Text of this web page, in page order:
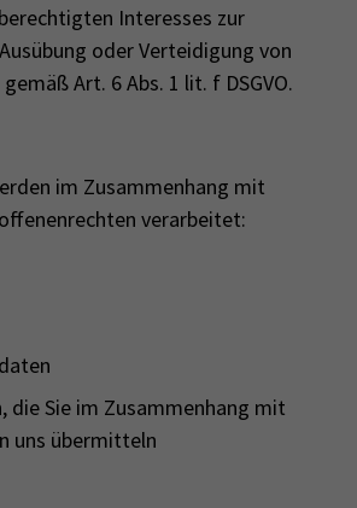
Interesses zur
oder Verteidigung von
Art. 6 Abs. 1 lit. f DSGVO.
im Zusammenhang mit
verarbeitet:
die Sie im Zusammenhang mit
uns übermitteln